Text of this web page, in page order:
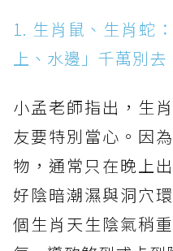
1. 生肖鼠、生肖蛇
上、水邊」千萬別去
小孟老師指出，生
友要特別當心。因
物，通常只在晚上
好陰暗潮濕與洞穴
個生肖天生陰氣稍